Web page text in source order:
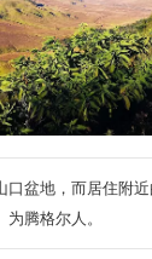
口盆地，而居住附
为腾格尔人。